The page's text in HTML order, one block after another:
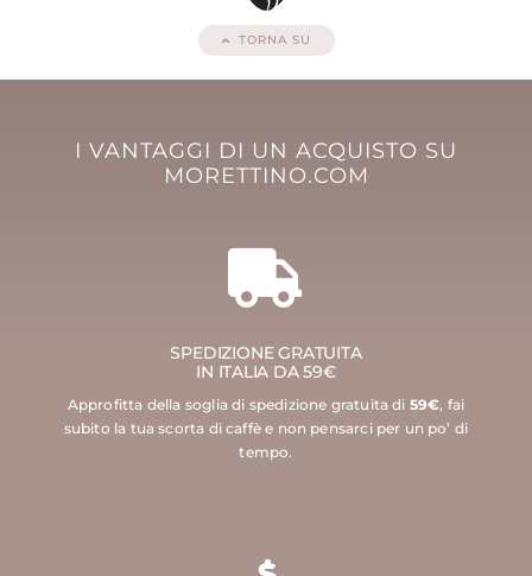
TORNA SU
I VANTAGGI DI UN ACQUISTO SU
MORETTINO.COM
SPEDIZIONE GRATUITA
IN ITALIA DA 59€
Approfitta della soglia di spedizione gratuita di 59€, fai
subito la tua scorta di caffè e non pensarci per un po’ di
tempo.